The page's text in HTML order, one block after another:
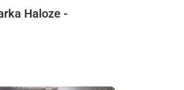
Haloze -